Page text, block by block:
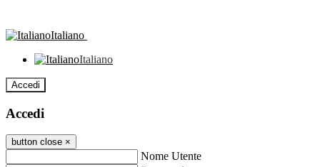
Italiano
Italiano
Accedi
Accedi
button close ×
Nome Utente